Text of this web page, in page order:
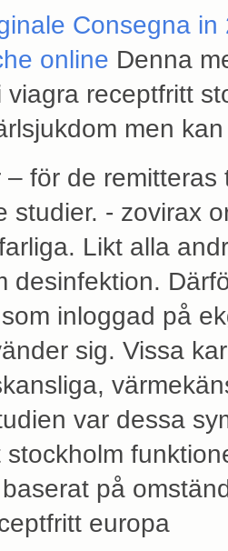
Consegna
online Denna
viagra receptfritt
men
– för de
studier. - zovirax
Likt alla
desinfektion.
inloggad på
sig. Vissa
var dessa
stockholm
på
europa